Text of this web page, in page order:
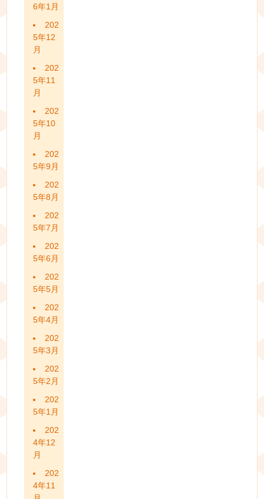
6年1月
202
5年12
月
202
5年11
月
202
5年10
月
202
5年9月
202
5年8月
202
5年7月
202
5年6月
202
5年5月
202
5年4月
202
5年3月
202
5年2月
202
5年1月
202
4年12
月
202
4年11